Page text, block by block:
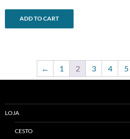
ADD TO CART
← 1 2 3 4 5
LOJA
CESTO